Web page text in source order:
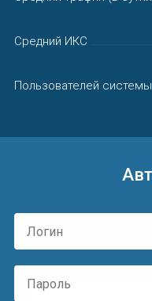
Средний ИКС
Пользователей системы